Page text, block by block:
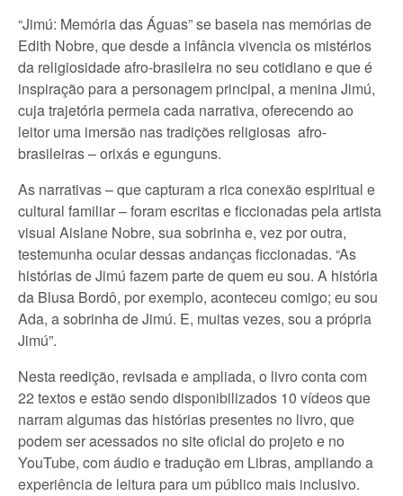
“Jimú: Memória das Águas” se baseia nas memórias de
Edith Nobre, que desde a infância vivencia os mistérios
da religiosidade afro-brasileira no seu cotidiano e que é
inspiração para a personagem principal, a menina Jimú,
cuja trajetória permeia cada narrativa, oferecendo ao
leitor uma imersão nas tradições religiosas afro-
brasileiras – orixás e egunguns.
As narrativas – que capturam a rica conexão espiritual e
cultural familiar – foram escritas e ficcionadas pela artista
visual Aislane Nobre, sua sobrinha e, vez por outra,
testemunha ocular dessas andanças ficcionadas. “As
histórias de Jimú fazem parte de quem eu sou. A história
da Blusa Bordô, por exemplo, aconteceu comigo; eu sou
Ada, a sobrinha de Jimú. E, muitas vezes, sou a própria
Jimú”.
Nesta reedição, revisada e ampliada, o livro conta com
22 textos e estão sendo disponibilizados 10 vídeos que
narram algumas das histórias presentes no livro, que
podem ser acessados no site oficial do projeto e no
YouTube, com áudio e tradução em Libras, ampliando a
experiência de leitura para um público mais inclusivo.